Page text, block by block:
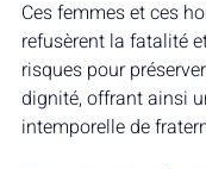
Ces femmes et ces
refusèrent la fatalité
risques pour
dignité, offrant ainsi
intemporelle de